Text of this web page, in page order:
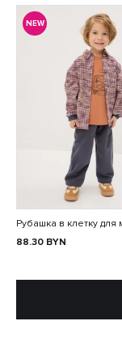
NEW
Рубашка в клетку для
88.30 BYN